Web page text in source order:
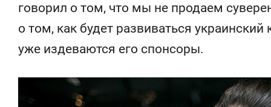
говорил о том, что мы не продаем
о том, как будет развиваться
уже издеваются его спонсоры.